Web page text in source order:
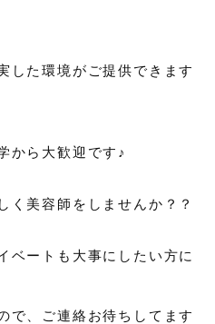
した環境がご提供できます
から大歓迎です♪
く美容師をしませんか？？
ベートも大事にしたい方に
で、ご連絡お待ちしてます